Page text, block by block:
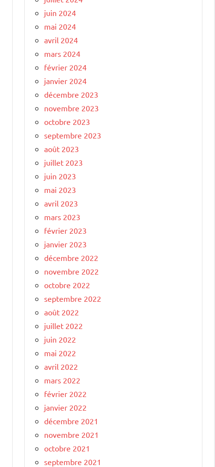
juin 2024
mai 2024
avril 2024
mars 2024
février 2024
janvier 2024
décembre 2023
novembre 2023
octobre 2023
septembre 2023
août 2023
juillet 2023
juin 2023
mai 2023
avril 2023
mars 2023
février 2023
janvier 2023
décembre 2022
novembre 2022
octobre 2022
septembre 2022
août 2022
juillet 2022
juin 2022
mai 2022
avril 2022
mars 2022
février 2022
janvier 2022
décembre 2021
novembre 2021
octobre 2021
septembre 2021